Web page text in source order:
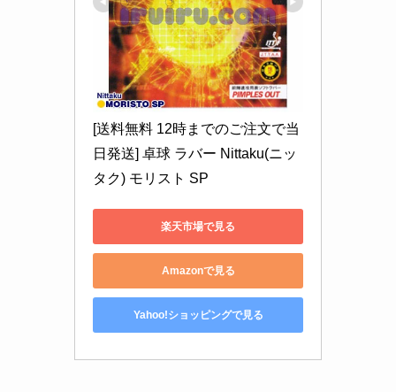
[送料無料 12時までのご注文で当
日発送] 卓球 ラバー Nittaku(ニッ
タク) モリスト SP
楽天市場で見る
Amazonで見る
Yahoo!ショッピングで見る